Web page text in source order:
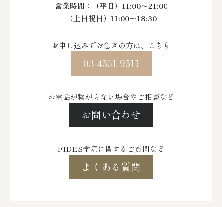
営業時間：
（平日）11:00〜21:00
（土日祝日）11:00〜18:30
お申し込みでお急ぎの方は、こちら
03-4531-9511
お電話が繋がらない場合やご相談など
お問い合わせ
FIDES学院に関するご質問など
よくある質問